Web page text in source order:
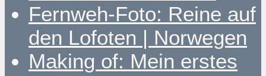
Fernweh-Foto: Reine auf
den Lofoten | Norwegen
Making of: Mein erstes